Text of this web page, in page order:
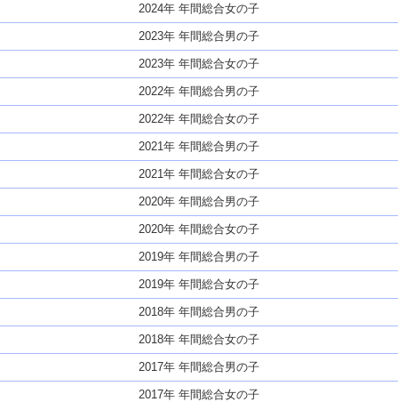
2024年 年間総合女の子
2023年 年間総合男の子
2023年 年間総合女の子
2022年 年間総合男の子
2022年 年間総合女の子
2021年 年間総合男の子
2021年 年間総合女の子
2020年 年間総合男の子
2020年 年間総合女の子
2019年 年間総合男の子
2019年 年間総合女の子
2018年 年間総合男の子
2018年 年間総合女の子
2017年 年間総合男の子
2017年 年間総合女の子